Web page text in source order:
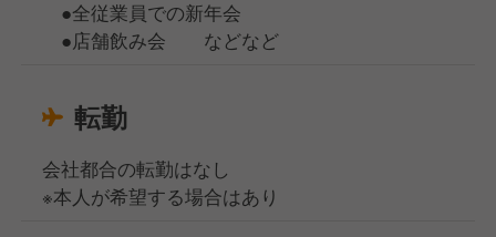
●全従業員での新年会
●店舗飲み会 などなど
転勤
会社都合の転勤はなし
※本人が希望する場合はあり